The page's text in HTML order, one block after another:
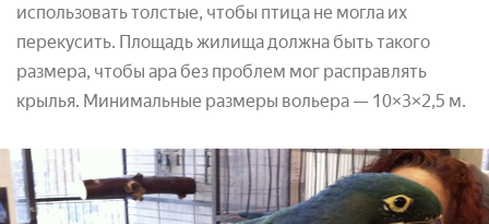
использовать толстые, чтобы птица не могла их
перекусить. Площадь жилища должна быть такого
размера, чтобы ара без проблем мог расправлять
крылья. Минимальные размеры вольера — 10×3×2,5 м.